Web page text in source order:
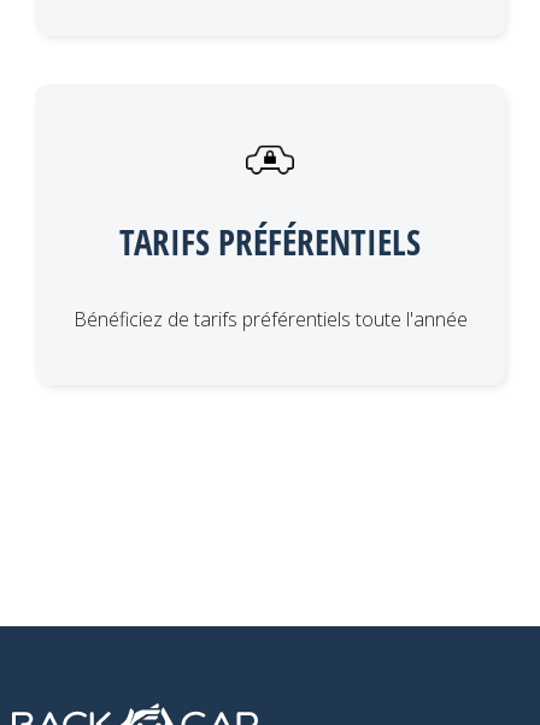
TARIFS PRÉFÉRENTIELS
Bénéficiez de tarifs préférentiels toute l'année